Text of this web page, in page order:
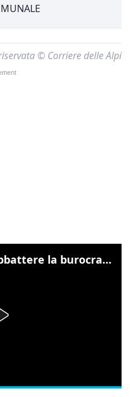
© Corriere delle Alpi
La fibra aiuta l'IA ad abbattere la burocrazia, progetto pilota in Veneto